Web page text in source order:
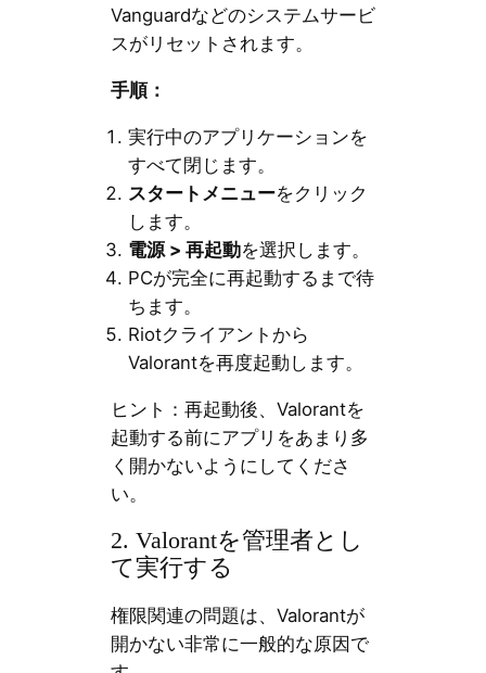
Vanguardなどのシステムサービ
スがリセットされます。
手順：
実行中のアプリケーションを
すべて閉じます。
スタートメニューをクリック
します。
電源 > 再起動を選択します。
PCが完全に再起動するまで待
ちます。
Riotクライアントから
Valorantを再度起動します。
ヒント：再起動後、Valorantを
起動する前にアプリをあまり多
く開かないようにしてくださ
い。
2. Valorantを管理者とし
て実行する
権限関連の問題は、Valorantが
開かない非常に一般的な原因で